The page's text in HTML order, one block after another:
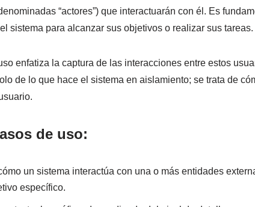
“actores”) que interactuarán con él. Es
sistema para alcanzar sus objetivos o realizar sus tareas.
enfatiza la captura de las interacciones entre estos
de lo que hace el sistema en aislamiento; se trata de
de uso:
un sistema interactúa con una o más entidades
específico.